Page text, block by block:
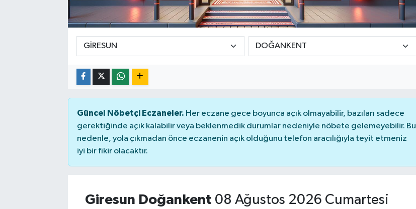
Güncel Nöbetçi Eczaneler. Her eczane gece boyunca açık olmayabilir, bazıları sadece
gerektiğinde açık kalabilir veya beklenmedik durumlar nedeniyle nöbete gelemeyebilir. Bu
nedenle, yola çıkmadan önce eczanenin açık olduğunu telefon aracılığıyla teyit etmeniz
iyi bir fikir olacaktır.
Giresun Doğankent 08 Ağustos 2026 Cumartesi